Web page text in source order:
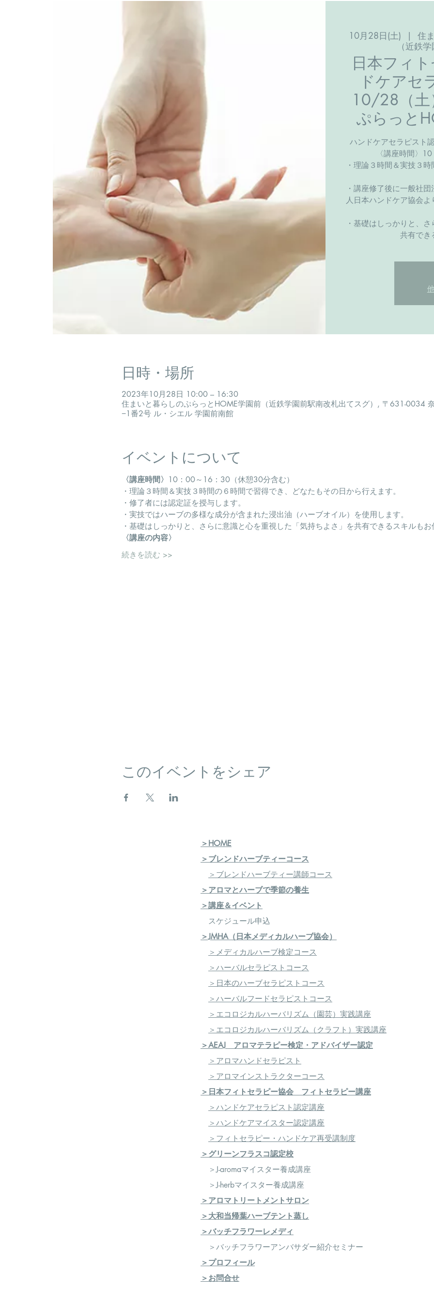
10月28日(土)
  |
住
（近鉄
日本フィ
ドケアセ
10/28（土
ぷらっと
ハンドケアセラピスト
〈講座時間〉
・理論３時間＆実技３
・講座修了後に一般社
人日本ハンドケア協会
・基礎はしっかりと、
共有でき
日時・場所
2023年10月28日 10:00 – 16:30
住まいと暮らしのぷらっとHOME学園前（近鉄学園前駅南改札出てスグ）, 〒631-0034
−1番2号 ル・シエル 学園前南館
イベントについて
〈講座時間〉 10：00～16：30（休憩30分含む）
・理論３時間＆実技３時間の６時間で習得でき、どなたもその日から行えます。
・修了者には認定証を授与します。
・実技ではハーブの多様な成分が含まれた浸出油（ハーブオイル）を使用します。
・基礎はしっかりと、さらに意識と心を重視した「気持ちよさ」を共有できるスキルもお
〈講座の内容〉
続きを読む >>
このイベントをシェア
＞HOME
＞ブレンドハーブティーコース
＞ブレンドハーブティー講師コース
＞アロマとハーブで季節の養生
＞講座＆イベント
スケジュール申込
＞JMHA（日本メディカルハーブ協会）
＞メディカルハーブ検定コース
＞ハーバルセラピストコース
＞日本のハーブセラピストコース
＞ハーバルフードセラピストコース
＞エコロジカルハーバリズム（園芸）実践講座
＞エコロジカルハーバリズム（クラフト）実践講座
＞AEAJ アロマテラピー検定・アドバイザー認定
＞アロマハンドセラピスト
＞アロマインストラクターコース
＞日本フィトセラピー協会 フィトセラピー講座
＞ハンドケアセラピスト認定講座
＞ハンドケアマイスター認定講座
＞フィトセラピー・ハンドケア再受講制度
＞グリーンフラスコ認定校
＞J-aromaマイスター養成講座
＞J-herbマイスター養成講座
＞アロマトリートメントサロン
＞大和当帰葉ハーブテント蒸し
＞バッチフラワーレメディ
​ ＞バッチフラワーアンバサダー紹介セミナー
＞プロフィール
＞お問合せ